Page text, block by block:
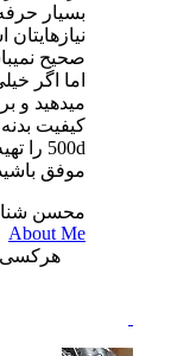
بسیار
صحیح
اما اگر
میدهید و
500d را تهیه بفرمایید .
موفق
محسن
About Me
هرکسی